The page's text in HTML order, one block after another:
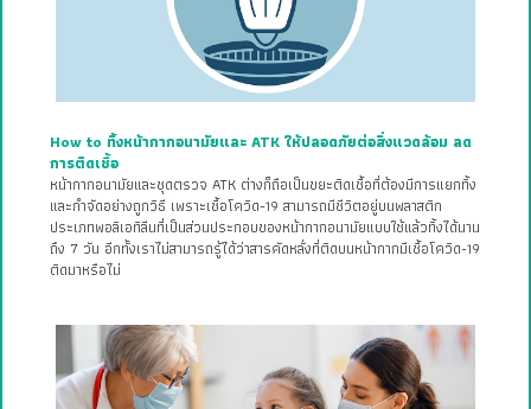
How to ทิ้งหน้ากากอนามัยและ ATK ให้ปลอดภัยต่อสิ่งแวดล้อม ลด
การติดเชื้อ
หน้ากากอนามัยและชุดตรวจ ATK ต่างก็ถือเป็นขยะติดเชื้อที่ต้องมีการแยกทิ้ง
และกำจัดอย่างถูกวิธี เพราะเชื้อโควิด-19 สามารถมีชีวิตอยู่บนพลาสติก
ประเภทพอลิเอทิลีนที่เป็นส่วนประกอบของหน้ากากอนามัยแบบใช้แล้วทิ้งได้นาน
ถึง 7 วัน อีกทั้งเราไม่สามารถรู้ได้ว่าสารคัดหลั่งที่ติดบนหน้ากากมีเชื้อโควิด-19
ติดมาหรือไม่